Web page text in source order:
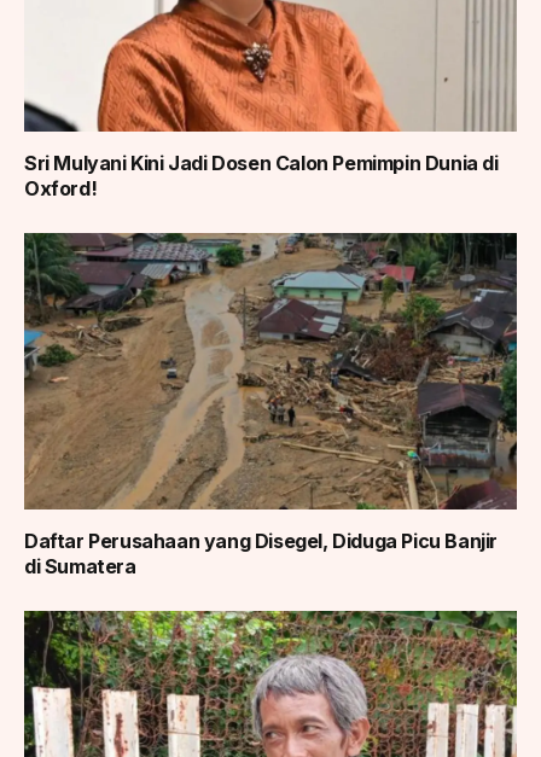
Sri Mulyani Kini Jadi Dosen Calon Pemimpin Dunia di
Oxford!
Daftar Perusahaan yang Disegel, Diduga Picu Banjir
di Sumatera